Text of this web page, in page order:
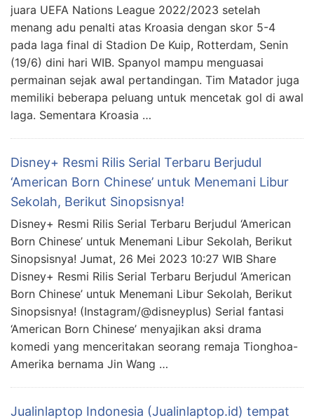
juara UEFA Nations League 2022/2023 setelah
menang adu penalti atas Kroasia dengan skor 5-4
pada laga final di Stadion De Kuip, Rotterdam, Senin
(19/6) dini hari WIB. Spanyol mampu menguasai
permainan sejak awal pertandingan. Tim Matador juga
memiliki beberapa peluang untuk mencetak gol di awal
laga. Sementara Kroasia …
Disney+ Resmi Rilis Serial Terbaru Berjudul
‘American Born Chinese’ untuk Menemani Libur
Sekolah, Berikut Sinopsisnya!
Disney+ Resmi Rilis Serial Terbaru Berjudul ‘American
Born Chinese’ untuk Menemani Libur Sekolah, Berikut
Sinopsisnya! Jumat, 26 Mei 2023 10:27 WIB Share
Disney+ Resmi Rilis Serial Terbaru Berjudul ‘American
Born Chinese’ untuk Menemani Libur Sekolah, Berikut
Sinopsisnya! (Instagram/@disneyplus) Serial fantasi
‘American Born Chinese’ menyajikan aksi drama
komedi yang menceritakan seorang remaja Tionghoa-
Amerika bernama Jin Wang …
Jualinlaptop Indonesia (Jualinlaptop.id) tempat